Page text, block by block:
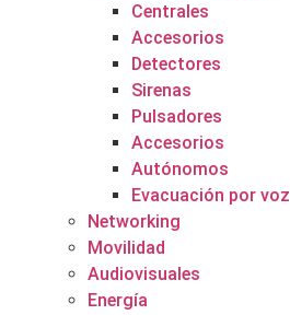
Centrales
Accesorios
Detectores
Sirenas
Pulsadores
Accesorios
Autónomos
Evacuación por voz
Networking
Movilidad
Audiovisuales
Energía